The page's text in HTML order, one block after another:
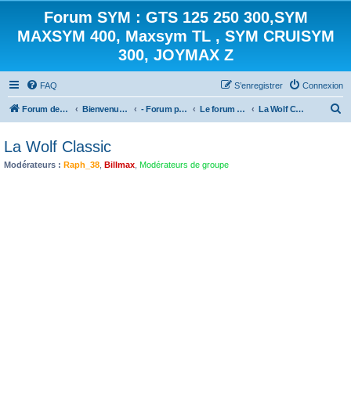
Forum SYM : GTS 125 250 300,SYM
MAXSYM 400, Maxsym TL , SYM CRUISYM
300, JOYMAX Z
FAQ Connexion
S’enregistrer
Forum des scooters SYM - GTS -MAXSYM - CRUISYM - JOYMAX - Maxsym TL Bienvenue sur le forum des scooters de la gamme SYM - Forum principal - Le forum des MOTOS SYM La Wolf Classic
La Wolf Classic
Modérateurs : Raph_38 Billmax Modérateurs de groupe